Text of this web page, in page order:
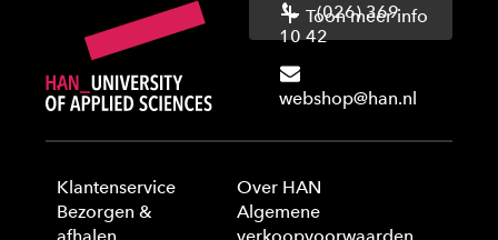
(026) 369
10 42
webshop@han.nl
Toon meer info
Klantenservice
Bezorgen &
Over HAN
Algemene